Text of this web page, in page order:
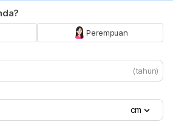
Perempuan
(tahun)
cm